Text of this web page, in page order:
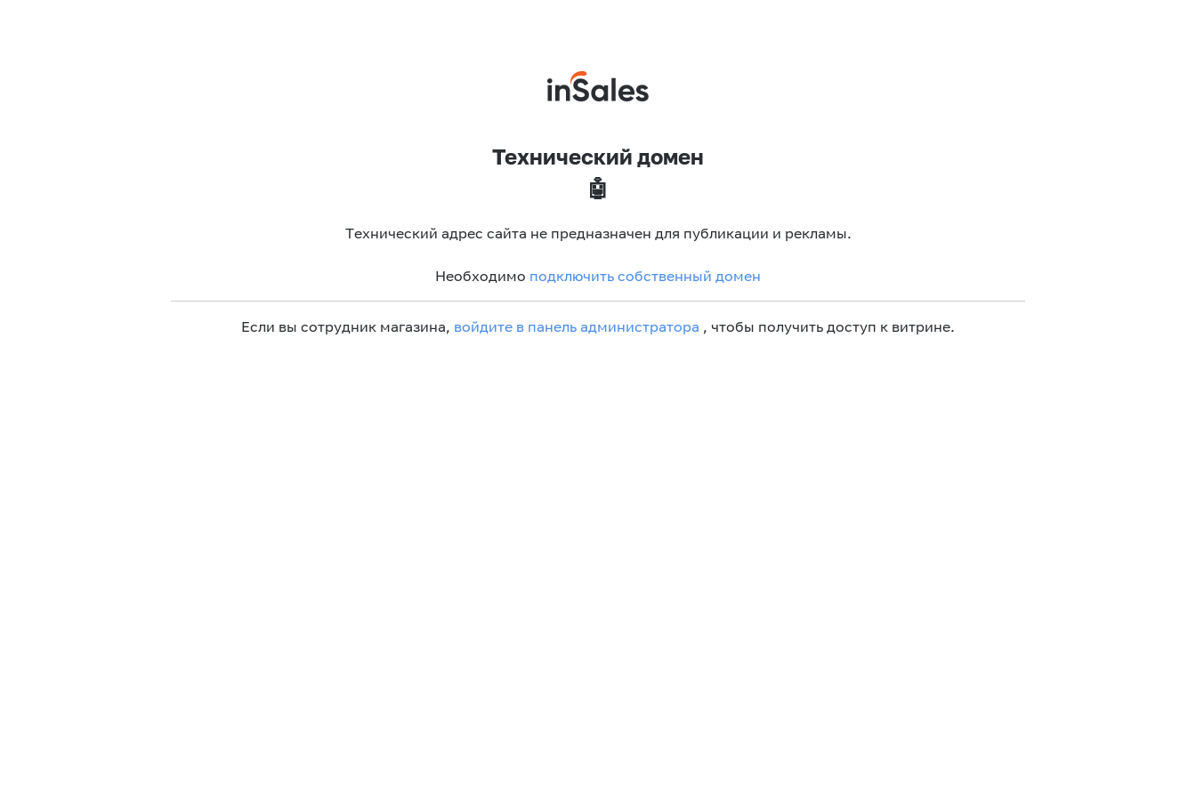
Технический домен
🤖
Технический адрес сайта не предназначен для публикации и рекламы.
Необходимо подключить собственный домен
Если вы сотрудник магазина, войдите в панель администратора , чтобы получить доступ к витрине.